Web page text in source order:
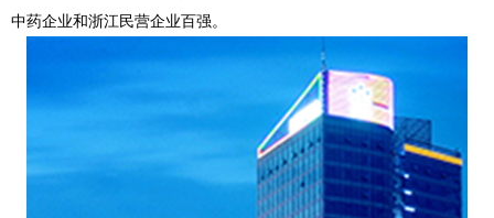
中药企业和浙江民营企业百强。